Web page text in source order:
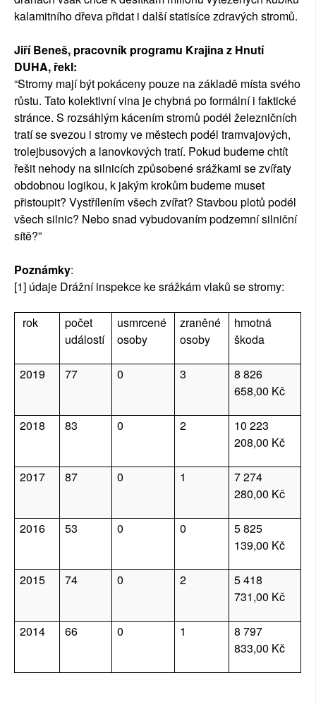
kalamitního dřeva přidat i další statisíce zdravých stromů.
Jiří Beneš, pracovník programu Krajina z Hnutí
DUHA, řekl:
“Stromy mají být pokáceny pouze na základě místa svého
růstu. Tato kolektivní vina je chybná po formální i faktické
stránce. S rozsáhlým kácením stromů podél železničních
tratí se svezou i stromy ve městech podél tramvajových,
trolejbusových a lanovkových tratí. Pokud budeme chtít
řešit nehody na silnicích způsobené srážkami se zvířaty
obdobnou logikou, k jakým krokům budeme muset
přistoupit? Vystřílením všech zvířat? Stavbou plotů podél
všech silnic? Nebo snad vybudovaním podzemní silniční
sítě?”
Poznámky:
[1] údaje Drážní inspekce ke srážkám vlaků se stromy:
rok
počet
událostí
usmrcené
osoby
zraněné
osoby
hmotná
škoda
2019 77 0 3
8 826
658,00 Kč
2018 83 0 2
10 223
208,00 Kč
2017 87 0 1
7 274
280,00 Kč
2016 53 0 0
5 825
139,00 Kč
2015 74 0 2
5 418
731,00 Kč
2014 66 0 1
8 797
833,00 Kč